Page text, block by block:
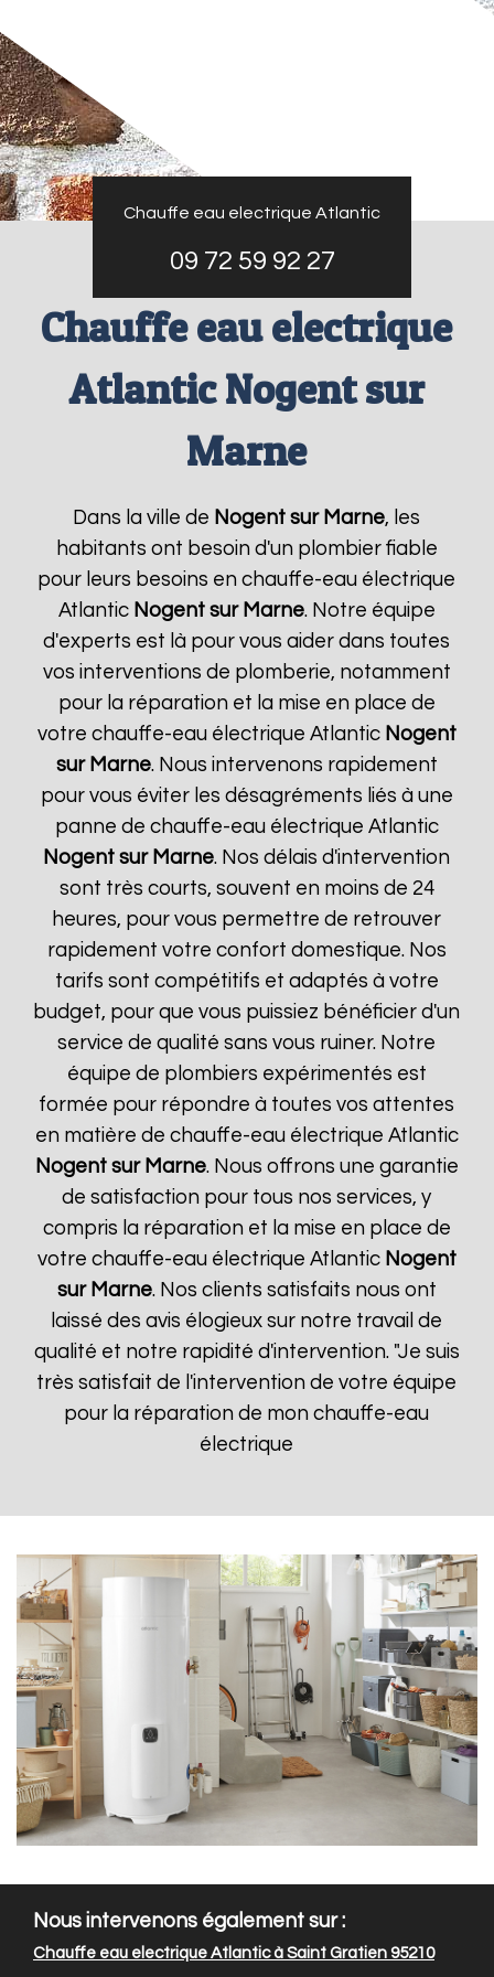
Chauffe eau electrique Atlantic
09 72 59 92 27
Chauffe eau electrique
Atlantic Nogent sur
Marne
Dans la ville de Nogent sur Marne, les
habitants ont besoin d'un plombier fiable
pour leurs besoins en chauffe-eau électrique
Atlantic Nogent sur Marne. Notre équipe
d'experts est là pour vous aider dans toutes
vos interventions de plomberie, notamment
pour la réparation et la mise en place de
votre chauffe-eau électrique Atlantic Nogent
sur Marne. Nous intervenons rapidement
pour vous éviter les désagréments liés à une
panne de chauffe-eau électrique Atlantic
Nogent sur Marne. Nos délais d'intervention
sont très courts, souvent en moins de 24
heures, pour vous permettre de retrouver
rapidement votre confort domestique. Nos
tarifs sont compétitifs et adaptés à votre
budget, pour que vous puissiez bénéficier d'un
service de qualité sans vous ruiner. Notre
équipe de plombiers expérimentés est
formée pour répondre à toutes vos attentes
en matière de chauffe-eau électrique Atlantic
Nogent sur Marne. Nous offrons une garantie
de satisfaction pour tous nos services, y
compris la réparation et la mise en place de
votre chauffe-eau électrique Atlantic Nogent
sur Marne. Nos clients satisfaits nous ont
laissé des avis élogieux sur notre travail de
qualité et notre rapidité d'intervention. "Je suis
très satisfait de l'intervention de votre équipe
pour la réparation de mon chauffe-eau
électrique
Nous intervenons également sur :
Chauffe eau electrique Atlantic à Saint Gratien 95210